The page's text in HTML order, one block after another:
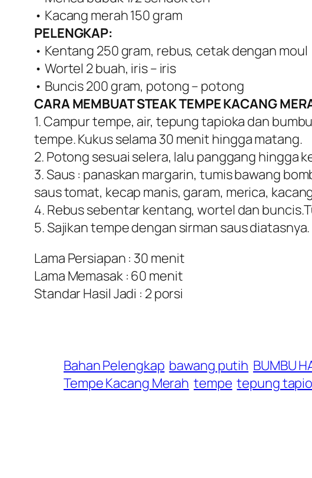
• Kacang merah 150 gram
PELENGKAP:
• Kentang 250 gram, rebus, cetak dengan moul
• Wortel 2 buah, iris – iris
• Buncis 200 gram, potong – potong
CARA MEMBUAT STEAK TEMPE KACANG
1. Campur tempe, air, tepung tapioka dan
tempe. Kukus selama 30 menit hingga matang.
2. Potong sesuai selera, lalu panggang hingga
3. Saus : panaskan margarin, tumis bawang
saus tomat, kecap manis, garam, merica,
4. Rebus sebentar kentang, wortel dan
5. Sajikan tempe dengan sirman saus diatasnya.
Lama Persiapan : 30 menit
Lama Memasak : 60 menit
Standar Hasil Jadi : 2 porsi
Bahan Pelengkap bawang putih BUMBU
Tempe Kacang Merah tempe tepung